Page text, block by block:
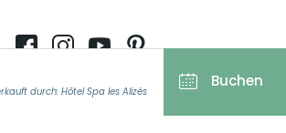
durch: Hôtel Spa les Alizés Buchen
du Tourisme Grand Est ©2026 - Alle Rechte